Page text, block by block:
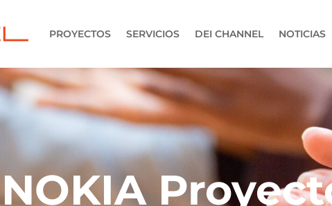
PROYECTOS SERVICIOS DEI CHANNEL NOTICIAS
NOKIA